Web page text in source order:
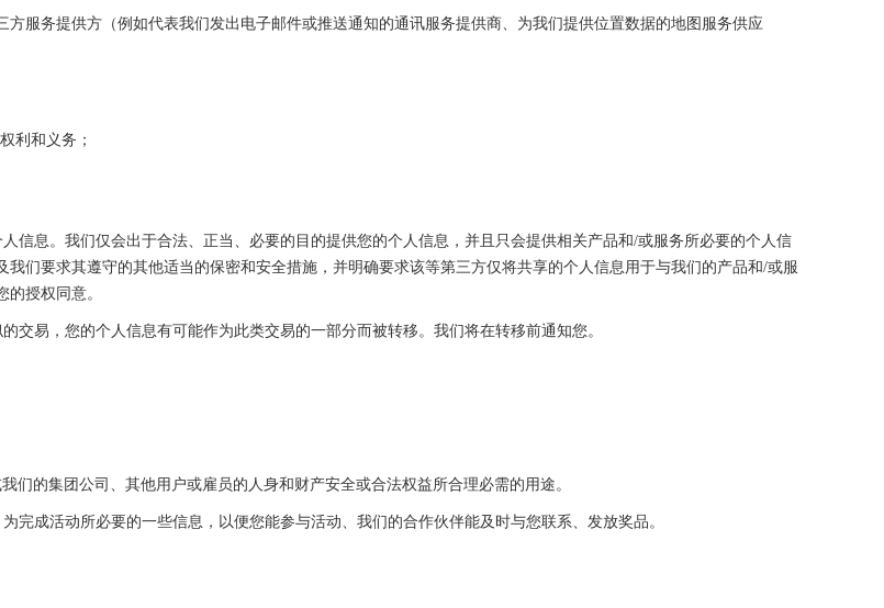
服务提供方（例如代表我们发出电子邮件或推送通知的通讯服务提供商、为我们提供位置数据的地图服务供应
利和义务；
信息。我们仅会出于合法、正当、必要的目的提供您的个人信息，并且只会提供相关产品和/或服务所必要的个人信
们要求其遵守的其他适当的保密和安全措施，并明确要求该等第三方仅将共享的个人信息用于与我们的产品和/或服
授权同意。
交易，您的个人信息有可能作为此类交易的一部分而被转移。我们将在转移前通知您。
的集团公司、其他用户或雇员的人身和财产安全或合法权益所合理必需的用途。
完成活动所必要的一些信息，以便您能参与活动、我们的合作伙伴能及时与您联系、发放奖品。